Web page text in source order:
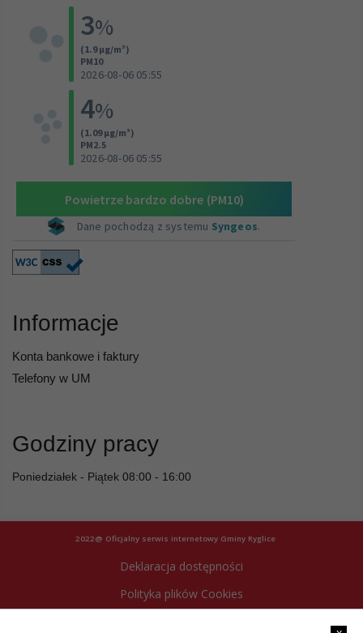
Informacje
Konta bankowe i faktury
Telefony w UM
Godziny pracy
Poniedziałek - Piątek 08:00 - 16:00
2022@ Oficjalny serwis internetowy Gminy Ryglice
Deklaracja dostępności
Polityka plików Cookies